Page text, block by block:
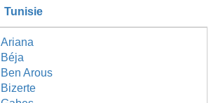
Tunisie
Ariana
Béja
Ben Arous
Bizerte